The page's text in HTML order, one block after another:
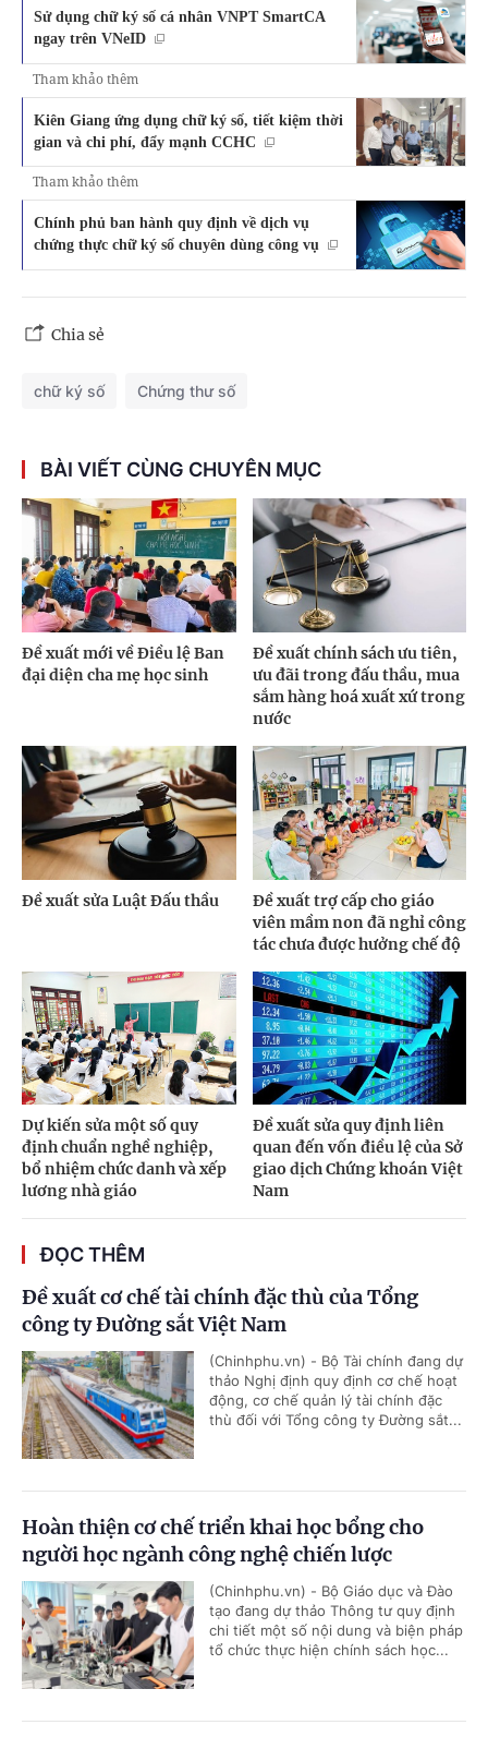
Sử dụng chữ ký số cá nhân VNPT SmartCA
ngay trên VNeID
Tham khảo thêm
Kiên Giang ứng dụng chữ ký số, tiết kiệm thời
gian và chi phí, đẩy mạnh CCHC
Tham khảo thêm
Chính phủ ban hành quy định về dịch vụ
chứng thực chữ ký số chuyên dùng công vụ
Chia sẻ
chữ ký số Chứng thư số
BÀI VIẾT CÙNG CHUYÊN MỤC
Đề xuất mới về Điều lệ Ban
đại diện cha mẹ học sinh
Đề xuất chính sách ưu tiên,
ưu đãi trong đấu thầu, mua
sắm hàng hoá xuất xứ trong
nước
Đề xuất sửa Luật Đấu thầu
Đề xuất trợ cấp cho giáo
viên mầm non đã nghỉ công
tác chưa được hưởng chế độ
Dự kiến sửa một số quy
định chuẩn nghề nghiệp,
bổ nhiệm chức danh và xếp
lương nhà giáo
Đề xuất sửa quy định liên
quan đến vốn điều lệ của Sở
giao dịch Chứng khoán Việt
Nam
ĐỌC THÊM
Đề xuất cơ chế tài chính đặc thù của Tổng
công ty Đường sắt Việt Nam
(Chinhphu.vn) - Bộ Tài chính đang dự
thảo Nghị định quy định cơ chế hoạt
động, cơ chế quản lý tài chính đặc
thù đối với Tổng công ty Đường sắt...
Hoàn thiện cơ chế triển khai học bổng cho
người học ngành công nghệ chiến lược
(Chinhphu.vn) - Bộ Giáo dục và Đào
tạo đang dự thảo Thông tư quy định
chi tiết một số nội dung và biện pháp
tổ chức thực hiện chính sách học...